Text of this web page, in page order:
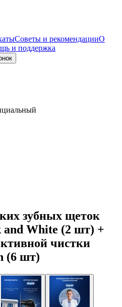
Советы и рекомендацииО
и поддержка
зубных щеток
White (2 шт) +
чистки
(6 шт)